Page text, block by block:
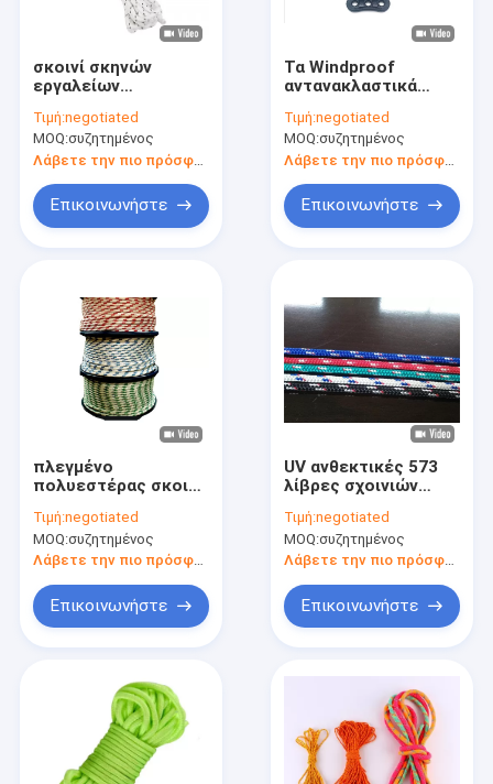
Προϊόντα
Περίπου εμείς
σκοινί σκηνών
εργαλείων
στροφίων σχοινιών
τύπων
στρατοπέδευσης
4mm 50M
αντανακλαστικό για
πολλές χρήσεις
Τιμή:negotiated
MOQ:συζητημένος
Λάβετε την πιο πρόσφατη τιμή
Επικοινωνήστε
Τα Windproof
αντανακλαστικά
σκηνών
στρατοπέδευσης
σκοινιού Guyline
έπλεξαν 50ft/100ft
Τιμή:negotiated
MOQ:συζητημένος
Επικοινωνήστε
πλεγμένο
πολυεστέρας σκοινί
T&T σχοινιών
οδηγών 5MM
στρατοπέδευσης 4M
Τιμή:negotiated
MOQ:συζητημένος
Λάβετε την πιο πρόσφατη τιμή
Επικοινωνήστε
UV ανθεκτικές 573
λίβρες σχοινιών
στρατοπέδευσης
2~20mm νάυλον για
τη σκηνή
Τιμή:negotiated
MOQ:συζητημένος
Λάβετε την πιο πρόσφατη τιμή
Επικοινωνήστε